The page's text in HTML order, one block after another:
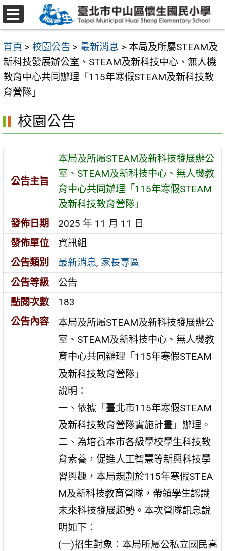
跳
至
要
內
容
區
首頁 > 校園公告 > 最新消息 > 本局及所屬STEAM及
新科技發展辦公室、STEAM及新科技中心、無人機
教育中心共同辦理「115年寒假STEAM及新科技教
育營隊」
校園公告
公告主旨
本局及所屬STEAM及新科技發展辦公
室、STEAM及新科技中心、無人機教
育中心共同辦理「115年寒假STEAM
及新科技教育營隊」
發佈日期
2025 年 11 月 11 日
發佈單位
資訊組
公告類別
最新消息, 家長專區
公告等級
公告
點閱次數
183
公告內容
本局及所屬STEAM及新科技發展辦公
室、STEAM及新科技中心、無人機教
育中心共同辦理「115年寒假STEAM
及新科技教育營隊」
說明：
一、依據「臺北市115年寒假STEAM
及新科技教育營隊實施計畫」辦理。
二、為培養本市各級學校學生科技教
育素養，促進人工智慧等新興科技學
習興趣，本局規劃於115年寒假STEA
M及新科技教育營隊，帶領學生認識
未來科技發展趨勢。本次營隊訊息說
明如下：
(一)招生對象：本局所屬公私立國民高
選
單